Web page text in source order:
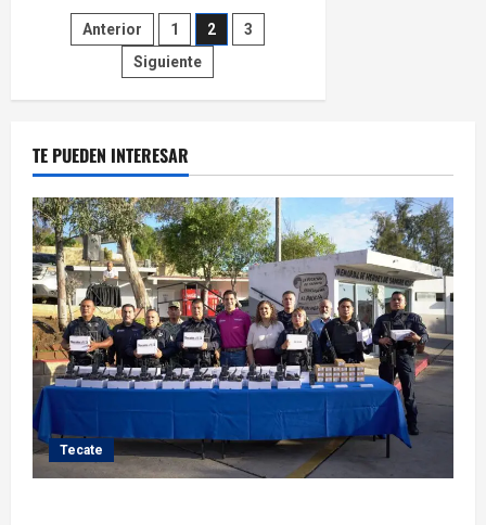
Román
Cota
valores
cívicos
entre
Paginación
Anterior 1 2
3
Siguiente
TE PUEDEN INTERESAR
Tecate